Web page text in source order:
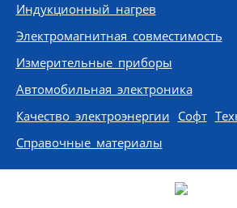
Индукционный нагрев
Электромагнитная совместимость
Измерительные приборы
Автомобильная электроника
Качество электроэнергии Софт
Справочные материалы